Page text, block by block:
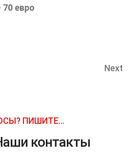
70 евро
Next
ПИШИТЕ...
контакты